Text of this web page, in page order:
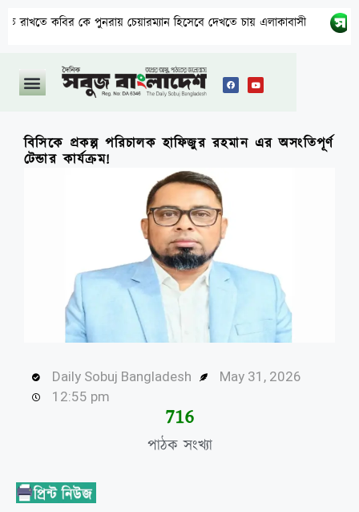
কবির কে পুনরায় চেয়ারম্যান হিসেবে দেখতে চায় এলাকাবাসী
বিসিকে প্রকল্প পরিচালক হাফিজুর রহমান এর অসংতিপূর্ণ
টেন্ডার কার্যক্রম!
Daily Sobuj Bangladesh
May 31, 2026
12:55 pm
পাঠক সংখ্যা
720